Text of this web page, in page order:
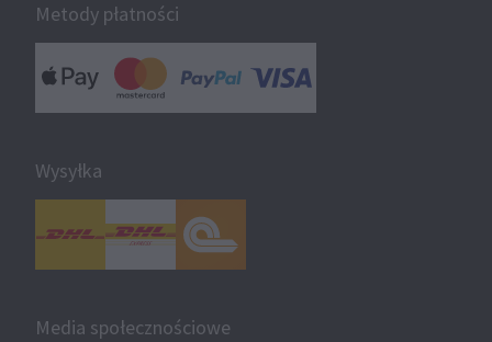
Metody płatności
Wysyłka
Media społecznościowe